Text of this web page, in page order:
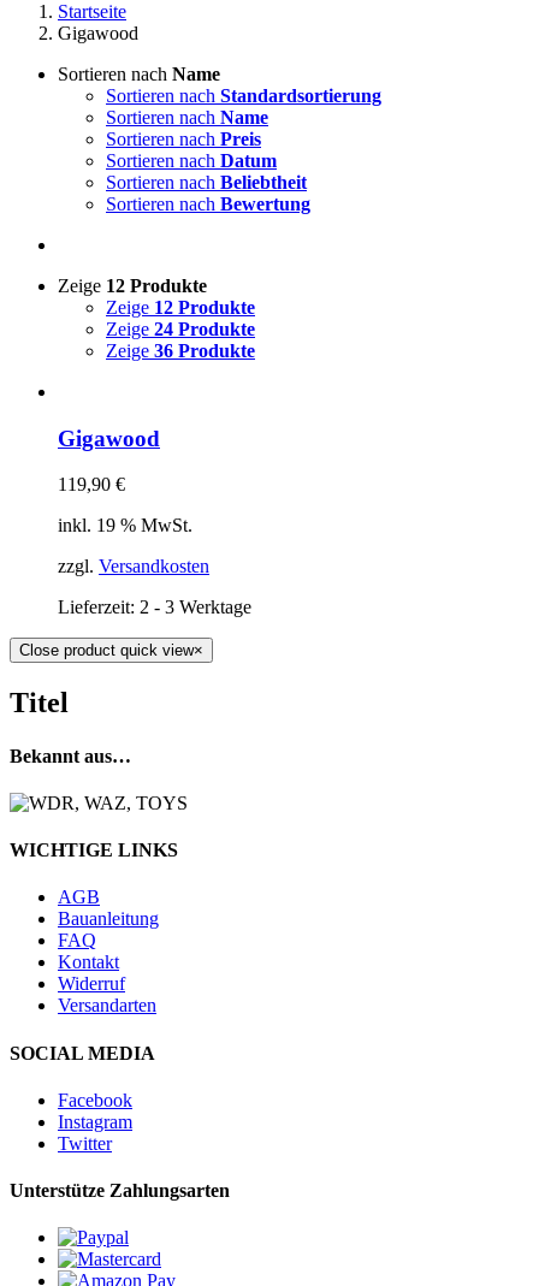
Startseite
Gigawood
Sortieren nach Name
Sortieren nach Standardsortierung
Sortieren nach Name
Sortieren nach Preis
Sortieren nach Datum
Sortieren nach Beliebtheit
Sortieren nach Bewertung
Zeige 12 Produkte
Zeige 12 Produkte
Zeige 24 Produkte
Zeige 36 Produkte
Gigawood
119,90 €
inkl. 19 % MwSt.
zzgl. Versandkosten
Lieferzeit: 2 - 3 Werktage
Close product quick view×
Titel
Bekannt aus…
WICHTIGE LINKS
AGB
Bauanleitung
FAQ
Kontakt
Widerruf
Versandarten
SOCIAL MEDIA
Facebook
Instagram
Twitter
Unterstütze Zahlungsarten